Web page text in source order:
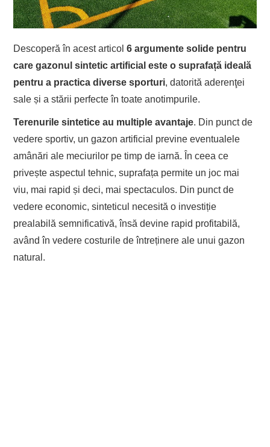
Descoperă în acest articol6 argumente solide pentru
care gazonul sintetic artificial este o suprafață ideală
pentru a practica diverse sporturi, datorită aderenţei
sale și a stării perfecte în toate anotimpurile.
Terenurile sintetice au multiple avantaje. Din punct de
vedere sportiv, un gazon artificial previne eventualele
amânări ale meciurilor pe timp de iarnă. În ceea ce
privește aspectul tehnic, suprafața permite un joc mai
viu, mai rapid și deci, mai spectaculos. Din punct de
vedere economic, sinteticul necesită o investiție
prealabilă semnificativă, însă devine rapid profitabilă,
având în vedere costurile de întreținere ale unui gazon
natural.